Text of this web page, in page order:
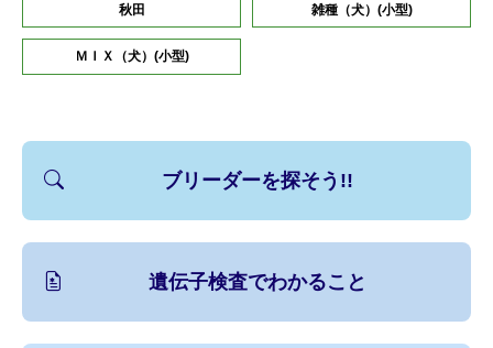
秋田 雑種（犬）(小型)
ＭＩＸ（犬）(小型)
ブリーダーを探そう!!
遺伝子検査でわかること